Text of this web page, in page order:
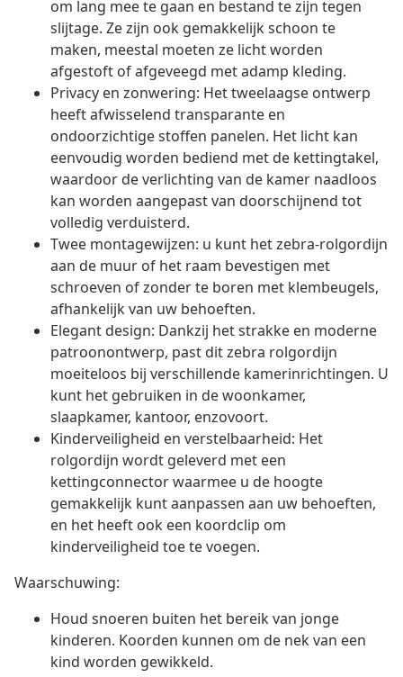
om lang mee te gaan en bestand te zijn tegen
slijtage. Ze zijn ook gemakkelijk schoon te
maken, meestal moeten ze licht worden
afgestoft of afgeveegd met adamp kleding.
Privacy en zonwering: Het tweelaagse ontwerp
heeft afwisselend transparante en
ondoorzichtige stoffen panelen. Het licht kan
eenvoudig worden bediend met de kettingtakel,
waardoor de verlichting van de kamer naadloos
kan worden aangepast van doorschijnend tot
volledig verduisterd.
Twee montagewijzen: u kunt het zebra-rolgordijn
aan de muur of het raam bevestigen met
schroeven of zonder te boren met klembeugels,
afhankelijk van uw behoeften.
Elegant design: Dankzij het strakke en moderne
patroonontwerp, past dit zebra rolgordijn
moeiteloos bij verschillende kamerinrichtingen. U
kunt het gebruiken in de woonkamer,
slaapkamer, kantoor, enzovoort.
Kinderveiligheid en verstelbaarheid: Het
rolgordijn wordt geleverd met een
kettingconnector waarmee u de hoogte
gemakkelijk kunt aanpassen aan uw behoeften,
en het heeft ook een koordclip om
kinderveiligheid toe te voegen.
Waarschuwing:
Houd snoeren buiten het bereik van jonge
kinderen. Koorden kunnen om de nek van een
kind worden gewikkeld.